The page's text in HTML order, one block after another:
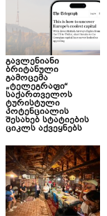
გავლენიანი
ბრიტანული
გამოცემა
„ტელეგრაფი“
საქართველოს
ტურისტული
პოტენციალის
შესახებ სტატიების
ციკლს აქვეყნებს